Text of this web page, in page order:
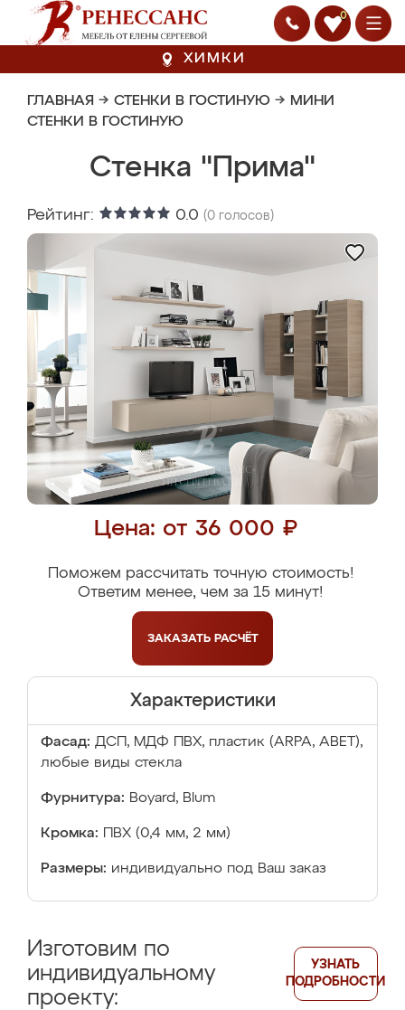
0
ХИМКИ
ГЛАВНАЯ → СТЕНКИ В ГОСТИНУЮ → МИНИ
СТЕНКИ В ГОСТИНУЮ
Стенка "Прима"
Рейтинг: 0.0 (0 голосов)
Цена: от 36 000 ₽
Поможем рассчитать точную стоимость!
Ответим менее, чем за 15 минут!
ЗАКАЗАТЬ РАСЧЁТ
Характеристики
Фасад: ДСП, МДФ ПВХ, пластик (ARPA, ABET),
любые виды стекла
Фурнитура: Boyard, Blum
Кромка: ПВХ (0,4 мм, 2 мм)
Размеры: индивидуально под Ваш заказ
Изготовим по
индивидуальному
проекту:
УЗНАТЬ
ПОДРОБНОСТИ